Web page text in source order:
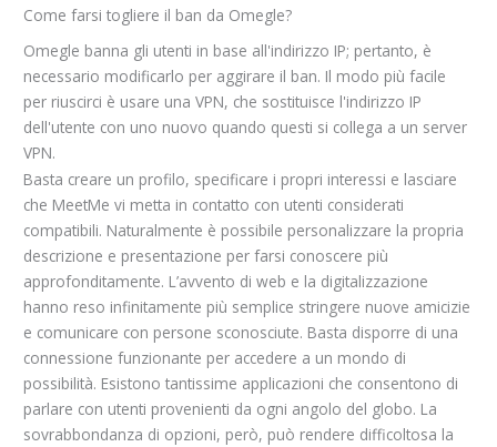
Come farsi togliere il ban da Omegle?
Omegle banna gli utenti in base all'indirizzo IP; pertanto, è
necessario modificarlo per aggirare il ban. Il modo più facile
per riuscirci è usare una VPN, che sostituisce l'indirizzo IP
dell'utente con uno nuovo quando questi si collega a un server
VPN.
Basta creare un profilo, specificare i propri interessi e lasciare
che MeetMe vi metta in contatto con utenti considerati
compatibili. Naturalmente è possibile personalizzare la propria
descrizione e presentazione per farsi conoscere più
approfonditamente. L’avvento di web e la digitalizzazione
hanno reso infinitamente più semplice stringere nuove amicizie
e comunicare con persone sconosciute. Basta disporre di una
connessione funzionante per accedere a un mondo di
possibilità. Esistono tantissime applicazioni che consentono di
parlare con utenti provenienti da ogni angolo del globo. La
sovrabbondanza di opzioni, però, può rendere difficoltosa la